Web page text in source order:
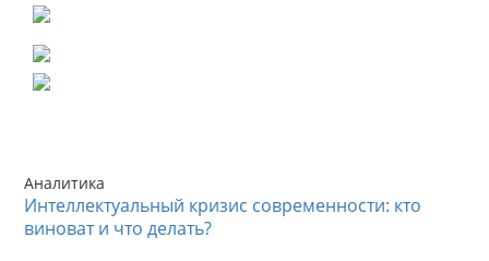
Аналитика
Интеллектуальный кризис современности: кто
виноват и что делать?